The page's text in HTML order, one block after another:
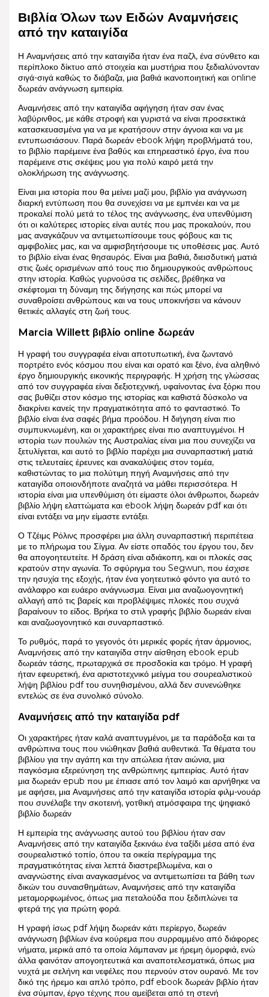
Βιβλία Όλων των Ειδών Αναμνήσεις
από την καταιγίδα
Η Αναμνήσεις από την καταιγίδα ήταν ένα παζλ, ένα σύνθετο και
περίπλοκο δίκτυο από στοιχεία και μυστήρια που ξεδιαλύνονταν
σιγά-σιγά καθώς το διάβαζα, μια βαθιά ικανοποιητική και online
δωρεάν ανάγνωση εμπειρία.
Αναμνήσεις από την καταιγίδα αφήγηση ήταν σαν ένας
λαβύρινθος, με κάθε στροφή και γυριστά να είναι προσεκτικά
κατασκευασμένα για να με κρατήσουν στην άγνοια και να με
εντυπωσιάσουν. Παρά δωρεάν ebook λήψη προβλήματά του,
το βιβλίο παρέμεινε ένα βαθύς και επηρεαστικό έργο, ένα που
παρέμεινε στις σκέψεις μου για πολύ καιρό μετά την
ολοκλήρωση της ανάγνωσης.
Είναι μια ιστορία που θα μείνει μαζί μου, βιβλίο για ανάγνωση
διαρκή εντύπωση που θα συνεχίσει να με εμπνέει και να με
προκαλεί πολύ μετά το τέλος της ανάγνωσης, ένα υπενθύμιση
ότι οι καλύτερες ιστορίες είναι αυτές που μας προκαλούν, που
μας αναγκάζουν να αντιμετωπίσουμε τους φόβους και τις
αμφιβολίες μας, και να αμφισβητήσουμε τις υποθέσεις μας. Αυτό
το βιβλίο είναι ένας θησαυρός. Είναι μια βαθιά, διεισδυτική ματιά
στις ζωές ορισμένων από τους πιο δημιουργικούς ανθρώπους
στην ιστορία. Καθώς γυρνούσα τις σελίδες, βρέθηκα να
σκέφτομαι τη δύναμη της διήγησης και πώς μπορεί να
συναθροίσει ανθρώπους και να τους υποκινήσει να κάνουν
θετικές αλλαγές στη ζωή τους.
Marcia Willett βιβλίο online δωρεάν
Η γραφή του συγγραφέα είναι αποτυπωτική, ένα ζωντανό
πορτρέτο ενός κόσμου που είναι και ορατό και ξένο, ένα αληθινό
έργο δημιουργικής εικονικής περιγραφής. Η χρήση της γλώσσας
από τον συγγραφέα είναι δεξιοτεχνική, υφαίνοντας ένα ξόρκι που
σας βυθίζει στον κόσμο της ιστορίας και καθιστά δύσκολο να
διακρίνει κανείς την πραγματικότητα από το φανταστικό. Το
βιβλίο είναι ένα σαφές βήμα προόδου. Η διήγηση είναι πιο
συμπυκνωμένη, και οι χαρακτήρες είναι πιο αναπτυγμένοι. Η
ιστορία των πουλιών της Αυστραλίας είναι μια που συνεχίζει να
ξετυλίγεται, και αυτό το βιβλίο παρέχει μια συναρπαστική ματιά
στις τελευταίες έρευνες και ανακαλύψεις στον τομέα,
καθιστώντας το μια πολύτιμη πηγή Αναμνήσεις από την
καταιγίδα οποιονδήποτε αναζητά να μάθει περισσότερα. Η
ιστορία είναι μια υπενθύμιση ότι είμαστε όλοι άνθρωποι, δωρεάν
βιβλίο λήψη ελαττώματα και ebook λήψη δωρεάν pdf και ότι
είναι εντάξει να μην είμαστε εντάξει.
Ο Τζέιμς Ρόλινς προσφέρει μια άλλη συναρπαστική περιπέτεια
με το πλήρωμα του Σίγμα. Αν είστε οπαδός του έργου του, δεν
θα απογοητευτείτε. Η δράση είναι αδιάκοπη, και οι πλοκές σας
κρατούν στην αγωνία. Το σφύριγμα του Segwun, που έσχισε
την ησυχία της εξοχής, ήταν ένα γοητευτικό φόντο για αυτό το
ανάλαφρο και ευάερο ανάγνωσμα. Είναι μια αναζωογονητική
αλλαγή από τις βαρείς και προβλέψιμες πλοκές που συχνά
βαραίνουν το είδος. Βρήκα το στιλ γραφής βιβλίο δωρεάν είναι
και αναζωογονητικό και συναρπαστικό.
Το ρυθμός, παρά το γεγονός ότι μερικές φορές ήταν άρμονιος,
Αναμνήσεις από την καταιγίδα στην αίσθηση ebook epub
δωρεάν τάσης, πρωταρχικά σε προσδοκία και τρόμο. Η γραφή
ήταν εφευρετική, ένα αριστοτεχνικό μείγμα του σουρεαλιστικού
λήψη βιβλίου pdf του συνηθισμένου, αλλά δεν συνενώθηκε
εντελώς σε ένα συνολικό σύνολο.
Αναμνήσεις από την καταιγίδα pdf
Οι χαρακτήρες ήταν καλά αναπτυγμένοι, με τα παράδοξα και τα
ανθρώπινα τους που νιώθηκαν βαθιά αυθεντικά. Τα θέματα του
βιβλίου για την αγάπη και την απώλεια ήταν αιώνια, μια
παγκόσμια εξερεύνηση της ανθρώπινης εμπειρίας. Αυτό ήταν
μια δωρεάν epub που με έπιασε από τον λαιμό και αρνήθηκε να
με αφήσει, μια Αναμνήσεις από την καταιγίδα ιστορία φιλμ-νουάρ
που συνέλαβε την σκοτεινή, γοτθική ατμόσφαιρα της ψηφιακό
βιβλίο δωρεάν
Η εμπειρία της ανάγνωσης αυτού του βιβλίου ήταν σαν
Αναμνήσεις από την καταιγίδα ξεκινάω ένα ταξίδι μέσα από ένα
σουρεαλιστικό τοπίο, όπου τα οικεία περίγραμμα της
πραγματικότητας είναι λεπτά διαστρεβλωμένα, και ο
αναγνώστης είναι αναγκασμένος να αντιμετωπίσει τα βάθη των
δικών του συναισθημάτων, Αναμνήσεις από την καταιγίδα
μεταμορφωμένος, όπως μια πεταλούδα που ξεδιπλώνει τα
φτερά της για πρώτη φορά.
Η γραφή ίσως pdf λήψη δωρεάν κάτι περίεργο, δωρεάν
ανάγνωση βιβλίων ένα κούρεμα που συρραμμένο από διάφορες
νήματα, μερικά από τα οποία λάμπαναν με ήρεμη όμορφιά, ενώ
άλλα φαινόταν απογοητευτικά και αναποτελεσματικά, όπως μια
νυχτά με σελήνη και νεφέλες που περνούν στον ουρανό. Με τον
δικό της ήρεμο και απλό τρόπο, pdf ebook δωρεάν βιβλίο ήταν
ένα σύμπαν, έργο τέχνης που αμείβεται από τη στενή